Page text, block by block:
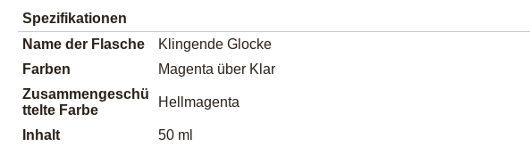
Spezifikationen
Name der Flasche
Klingende Glocke
Farben
Magenta über Klar
Zusammengeschü
ttelte Farbe
Hellmagenta
Inhalt
50 ml